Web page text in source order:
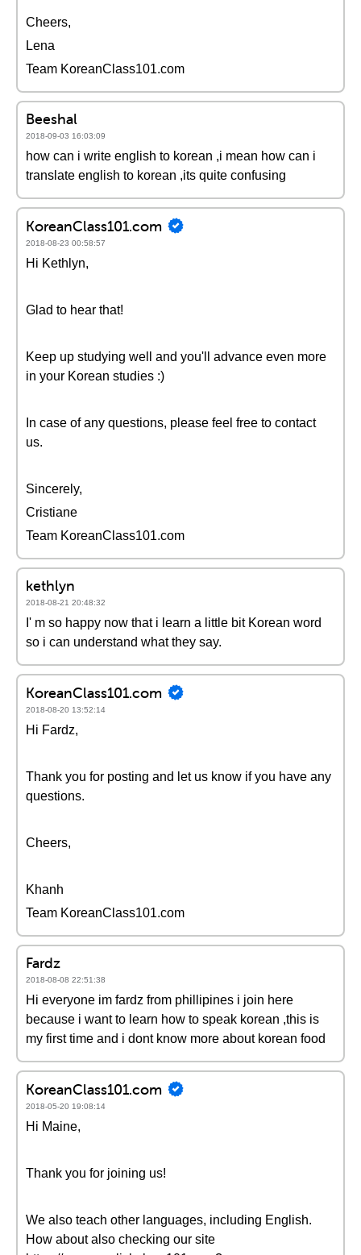
Cheers,
Lena
Team KoreanClass101.com
Beeshal
2018-09-03 16:03:09
how can i write english to korean ,i mean how can i
translate english to korean ,its quite confusing
KoreanClass101.com
2018-08-23 00:58:57
Hi Kethlyn,
Glad to hear that!
Keep up studying well and you'll advance even more
in your Korean studies :)
In case of any questions, please feel free to contact
us.
Sincerely,
Cristiane
Team KoreanClass101.com
kethlyn
2018-08-21 20:48:32
I' m so happy now that i learn a little bit Korean word
so i can understand what they say.
KoreanClass101.com
2018-08-20 13:52:14
Hi Fardz,
Thank you for posting and let us know if you have any
questions.
Cheers,
Khanh
Team KoreanClass101.com
Fardz
2018-08-08 22:51:38
Hi everyone im fardz from phillipines i join here
because i want to learn how to speak korean ,this is
my first time and i dont know more about korean food
KoreanClass101.com
2018-05-20 19:08:14
Hi Maine,
Thank you for joining us!
We also teach other languages, including English.
How about also checking our site